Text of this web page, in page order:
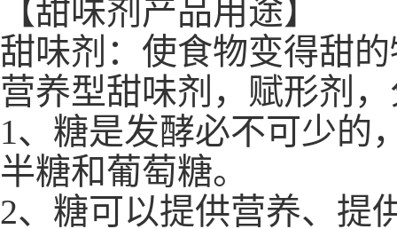
【甜味剂产品用途】
甜味剂：使食物变得甜
营养型甜味剂，赋形剂
1、糖是发酵必不可少的
半糖和葡萄糖。
2、糖可以提供营养、提